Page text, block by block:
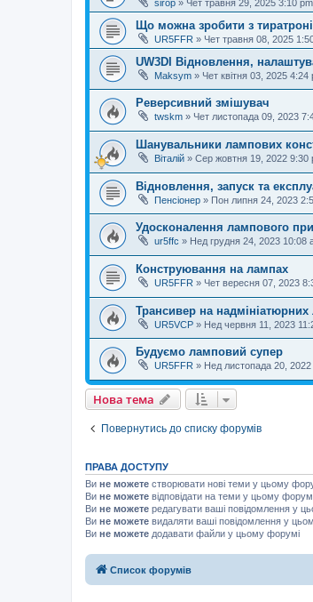
sirop » Чет травня 29, 2025 3:10 pm
Що можна зробити з
UR5FFR » Чет травня 08, 2025
UW3DI Відновлення,
Maksym » Чет квітня 03, 2025 4:24
Реверсивний змішувач
twskm » Чет листопада 09, 2023
Шанувальники лампових
Віталій » Сер жовтня 19, 2022 9:30
Відновлення, запуск та
Пенсіонер » Пон липня 24, 2023
Удосконалення лампового
ur5ffc » Нед грудня 24, 2023 10:08
Конструювання на лампах
UR5FFR » Чет вересня 07, 2023
Трансивер на
UR5VCP » Нед червня 11, 2023
Будуємо ламповий супер
UR5FFR » Нед листопада 20,
Нова тема
Повернутись до списку форумів
ПРАВА ДОСТУПУ
Ви не можете створювати нові теми у цьому
Ви не можете відповідати на теми у цьому
Ви не можете редагувати ваші повідомлення у
Ви не можете видаляти ваші повідомлення у
Ви не можете додавати файли у цьому форумі
Список форумів